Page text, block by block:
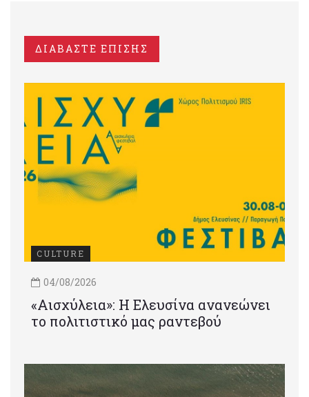
ΔΙΑΒΑΣΤΕ ΕΠΙΣΗΣ
CULTURE
04/08/2026
«Αισχύλεια»: Η Ελευσίνα ανανεώνει
το πολιτιστικό μας ραντεβού